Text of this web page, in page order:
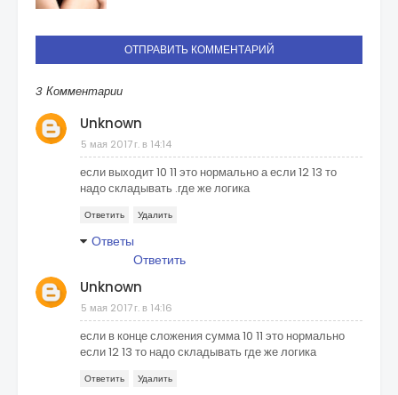
ОТПРАВИТЬ КОММЕНТАРИЙ
3 Комментарии
Unknown
5 мая 2017 г. в 14:14
если выходит 10 11 это нормально а если 12 13 то
надо складывать .где же логика
Ответить Удалить
Ответы
Ответить
Unknown
5 мая 2017 г. в 14:16
если в конце сложения сумма 10 11 это нормально
если 12 13 то надо складывать где же логика
Ответить Удалить